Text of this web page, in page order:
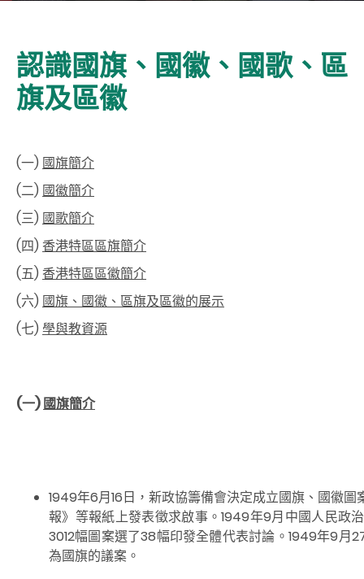
認識國旗、國徽、國歌、區
旗及區徽
(一) 國旗簡介
(二) 國徽簡介
(三) 國歌簡介
(四) 香港特區區旗簡介
(五) 香港特區區徽簡介
(六) 國旗、國徽、區旗及區徽的展示
(七) 學與教資源
(一)國旗簡介
1949年6月16日，新政協籌備會決定成立國旗、國徽
報》等報紙上發表徵求啟事。1949年9月中國人民政
3012幅圖案選了38幅印發全體代表討論。1949年9月
為國旗的議案。